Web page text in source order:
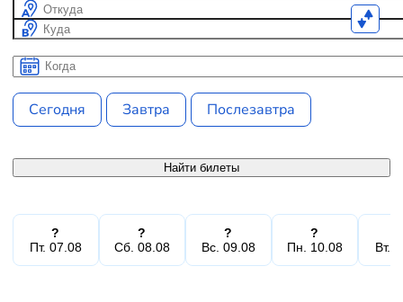
Откуда
Куда
Когда
Когда
Сегодня Завтра Послезавтра
Найти билеты
?
Пт. 07.08
?
Сб. 08.08
?
Вс. 09.08
?
Пн. 10.08
Вт.